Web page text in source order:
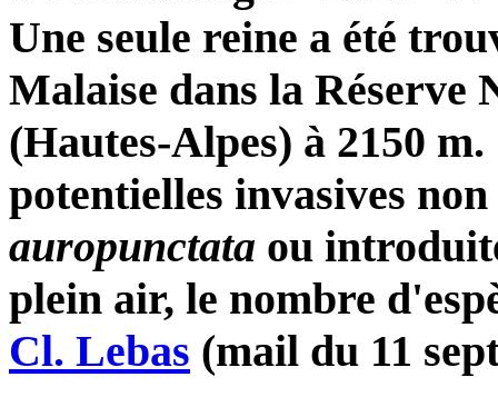
Une seule reine a été
Malaise dans la Réserve
(Hautes-Alpes) à 2150
potentielles invasives
auropunctata ou
plein air, le nombre
Cl. Lebas (mail du 11